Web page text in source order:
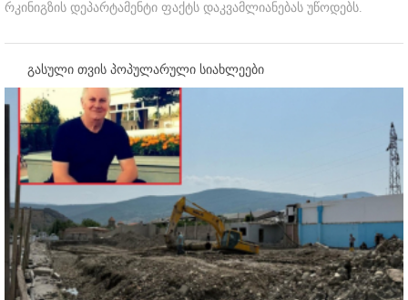
რკინიგზის დეპარტამენტი ფაქტს დაკვამლიანებას უწოდებს.
გასული თვის პოპულარული სიახლეები